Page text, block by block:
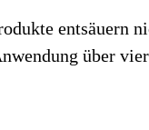
entsäuern
über